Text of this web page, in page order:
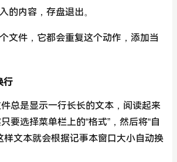
的内容，存盘退出。
文件，它都会重复这个动作，添加当
行
总是显示一行长长的文本，阅读起来
要选择菜单栏上的“格式”，然后将“自
样文本就会根据记事本窗口大小自动换